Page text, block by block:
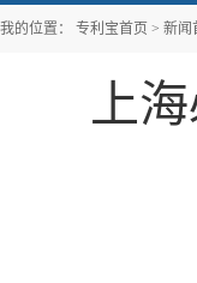
我的位置： 专利宝首页 > 新闻
上